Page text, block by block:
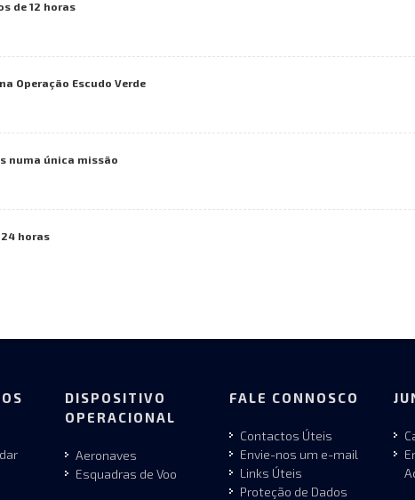
de 12 horas
Operação Escudo Verde
numa única missão
horas
DISPOSITIVO
OPERACIONAL
Aeronaves
Esquadras de Voo
FALE CONNOSCO
Contactos Úteis
Envie-nos um e-mail
Links Úteis
Proteção de Dados